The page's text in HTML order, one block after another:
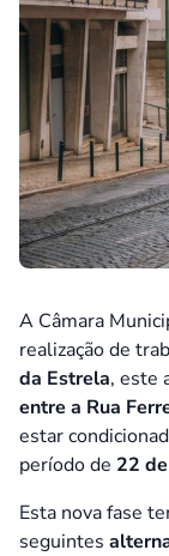
A Câmara
realização de
da Estrela, este
entre a Rua
estar
período de 22
Esta nova fase
seguintes